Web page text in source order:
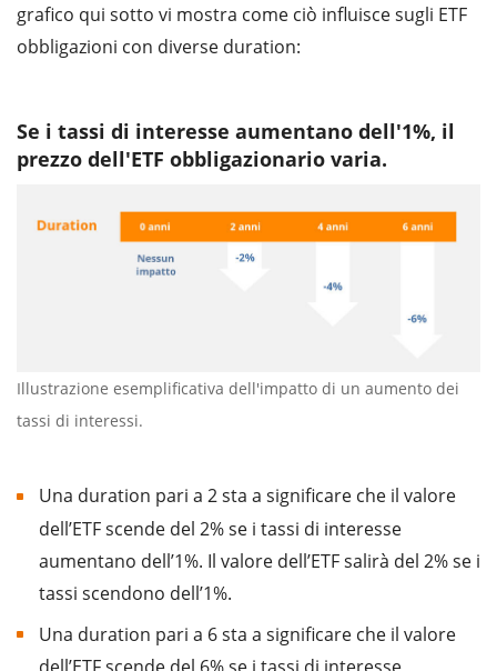
grafico qui sotto vi mostra come ciò influisce sugli ETF
obbligazioni con diverse duration:
Se i tassi di interesse aumentano dell'1%, il
prezzo dell'ETF obbligazionario varia.
Illustrazione esemplificativa dell'impatto di un aumento dei
tassi di interessi.
Una duration pari a 2 sta a significare che il valore
dell’ETF scende del 2% se i tassi di interesse
aumentano dell’1%. Il valore dell’ETF salirà del 2% se i
tassi scendono dell’1%.
Una duration pari a 6 sta a significare che il valore